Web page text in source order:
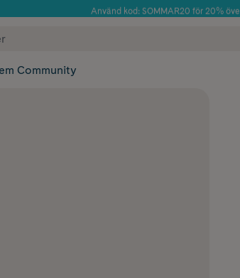
Använd kod: SOMMAR20 för 20%
✓ Fri frakt
Community